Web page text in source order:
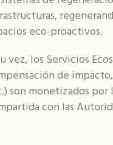
eco-proactivos.
vez, los Servicios
de
son monetizados por
con las